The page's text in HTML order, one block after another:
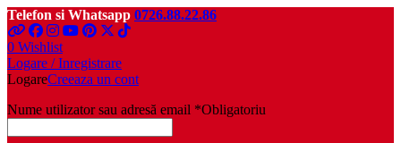
Telefon si Whatsapp 0726.88.22.86
0 Wishlist
Logare / Inregistrare
LogareCreeaza un cont
Nume utilizator sau adresă email *Obligatoriu